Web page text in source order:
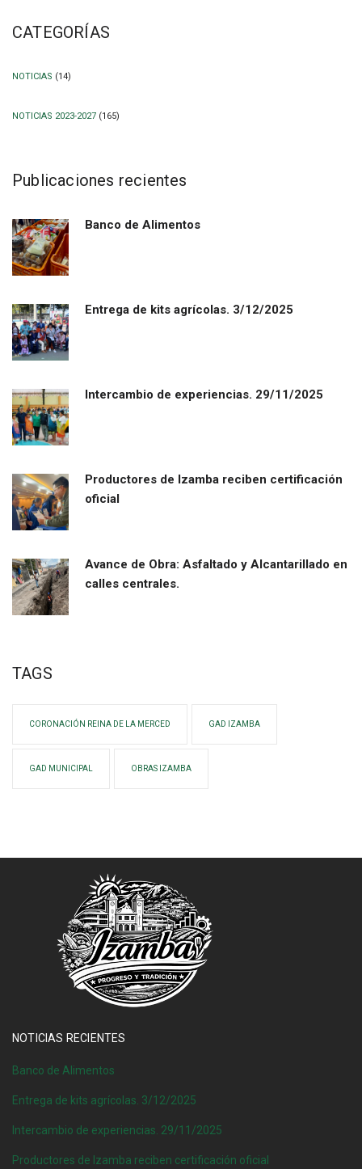
CATEGORÍAS
NOTICIAS (14)
NOTICIAS 2023-2027 (165)
Publicaciones recientes
Banco de Alimentos
Entrega de kits agrícolas. 3/12/2025
Intercambio de experiencias. 29/11/2025
Productores de Izamba reciben certificación
oficial
Avance de Obra: Asfaltado y Alcantarillado en
calles centrales.
TAGS
CORONACIÓN REINA DE LA MERCED GAD IZAMBA
GAD MUNICIPAL OBRAS IZAMBA
NOTICIAS RECIENTES
Banco de Alimentos
Entrega de kits agrícolas. 3/12/2025
Intercambio de experiencias. 29/11/2025
Productores de Izamba reciben certificación oficial